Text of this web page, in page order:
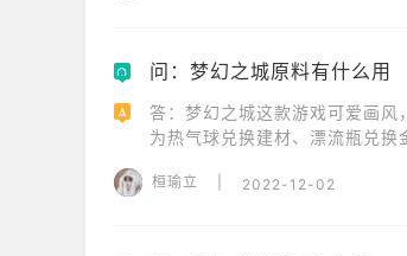
Q 问：梦幻之城原料有什么用
A
答：梦幻之城这款游戏可爱画
为热气球兑换建材、漂流瓶兑换
桓瑜立 2022-12-02